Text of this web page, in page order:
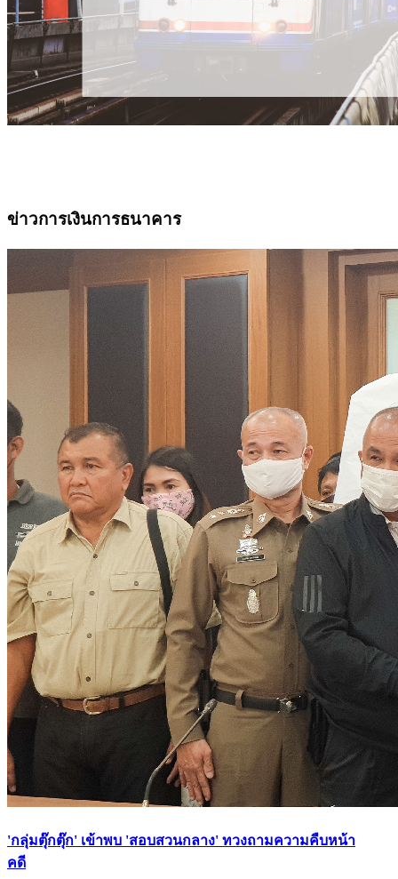
ข่าวการเงินการธนาคาร
'กลุ่มตุ๊กตุ๊ก' เข้าพบ 'สอบสวนกลาง' ทวงถามความคืบหน้า
คดี